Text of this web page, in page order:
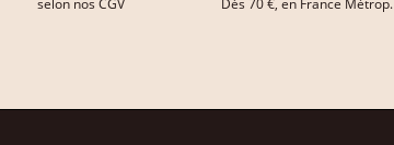
selon nos CGV Dès 70 €, en France Métrop.